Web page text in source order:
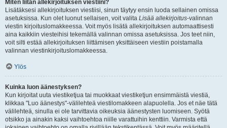
Miten liitän allekirjoituksen viestiini?
Lisätäksesi allekirjoituksen viestiisi, sinun täytyy ensin luoda sellainen omissa
asetuksissa. Kun olet luonut sellaisen, voit valita Lisää allekirjoitus-valinnan
viestin kirjoituslomakkeessa. Voit myös lisätä allekirjoituksen automaattisesti
aina kaikkiin viesteihisi tekemällä valinnan omissa asetuksissa. Jos teet niin,
voit silti estää allekirjoituksen liittämisen yksittäiseen viestiin poistamalla
valinnan viestinkirjoituslomakkeessa.
Ylös
Kuinka luon äänestyksen?
Kun kirjoitat uuta viestiketjua tai muokkaat viestiketjun ensimmäistä viestiä,
klikkaa "Luo äänestys"-välilehteä viestilomakkeen alapuolella. Jos et näe tätä
välilehteä, sinulla ei ole tarvittavia oikeuksia äänestysten luomiseen. Syötä
otsikko ja ainakin kaksi vaihtoehtoa niille varattuihin kenttiin. Varmista että